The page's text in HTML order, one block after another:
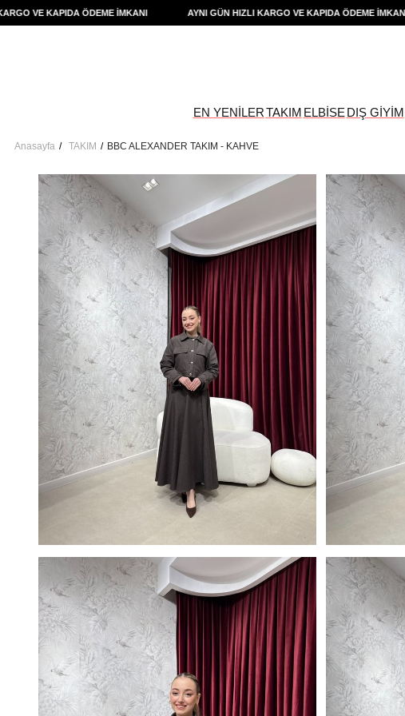
VE KAPIDA ÖDEME İMKANI AYNI GÜN HIZLI KARGO VE KAPIDA ÖDEME İMKANI
EN YENİLERTAKIM ELBİSE DIŞ GİYİM
Anasayfa TAKIM BBC ALEXANDER TAKIM - KAHVE